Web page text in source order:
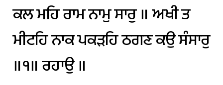
ਕਲਮਹਿਰਾਮਨਾਮੁਸਾਰੁ॥ਅਖੀਤ
ਮੀਟਹਿਨਾਕਪਕੜਹਿਠਗਣਕਉਸੰਸਾਰੁ
॥੧॥ਰਹਾਉ॥